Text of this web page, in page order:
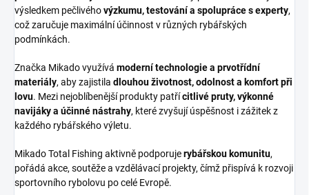
výsledkem pečlivéhovýzkumu, testování a spolupráce s experty,
což zaručuje maximální účinnost v různých rybářských
podmínkách.
Značka Mikado využívá moderní technologie a prvotřídní
materiály, aby zajistila dlouhou životnost, odolnost a komfort při
lovu. Mezi nejoblíbenější produkty patřícitlivé pruty, výkonné
navijáky a účinné nástrahy, které zvyšují úspěšnost i zážitek z
každého rybářského výletu.
Mikado Total Fishing aktivně podporujerybářskou komunitu,
pořádá akce, soutěže a vzdělávací projekty, čímž přispívá k rozvoji
sportovního rybolovu po celé Evropě.